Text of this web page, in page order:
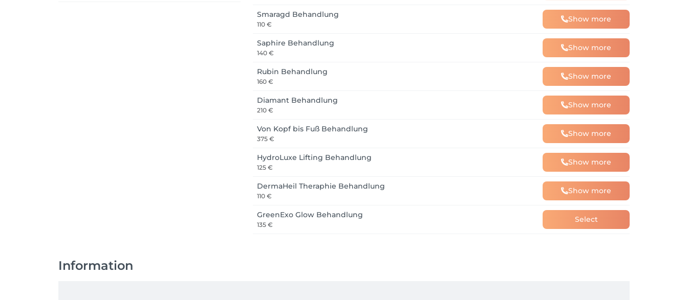
Smaragd Behandlung
110 €
Show more
Saphire Behandlung
140 €
Show more
Rubin Behandlung
160 €
Show more
Diamant Behandlung
210 €
Show more
Von Kopf bis Fuß Behandlung
375 €
Show more
HydroLuxe Lifting Behandlung
125 €
Show more
DermaHeil Theraphie Behandlung
110 €
Show more
GreenExo Glow Behandlung
135 €
Select
Information